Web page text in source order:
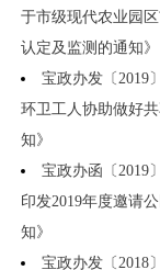
于市级现代农业园
认定及监测的通知》
宝政办发〔2019
环卫工人协助做好
知》
宝政办函〔2019
印发2019年度邀请
知》
宝政办发〔2018